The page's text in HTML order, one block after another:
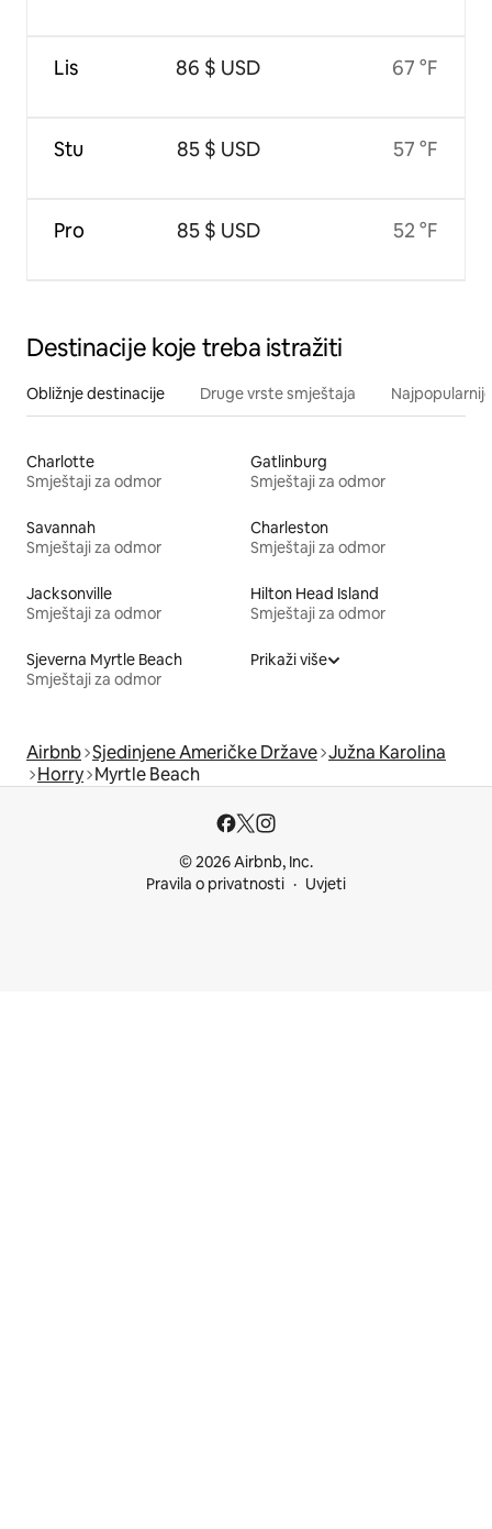
Lis
Stu
Pro
86 $ USD
85 $ USD
85 $ USD
67 °F
57 °F
52 °F
Destinacije koje treba istražiti
Obližnje destinacije Druge vrste smještaja
Charlotte
Smještaji za odmor
Gatlinburg
Smještaji za odmor
Savannah
Smještaji za odmor
Charleston
Smještaji za odmor
Jacksonville
Smještaji za odmor
Hilton Head Island
Smještaji za odmor
Sjeverna Myrtle Beach
Smještaji za odmor
Prikaži više
Airbnb Sjedinjene Američke Države Južna Karolina
Horry Myrtle Beach
© 2026 Airbnb, Inc.
Pravila o privatnosti
Uvjeti